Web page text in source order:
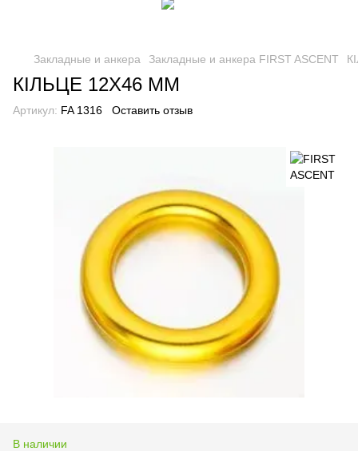
Закладные и анкера Закладные и анкера FIRST ASCENT
КІЛЬЦЕ 12Х46 ММ
Артикул: FA 1316 Оставить отзыв
В наличии